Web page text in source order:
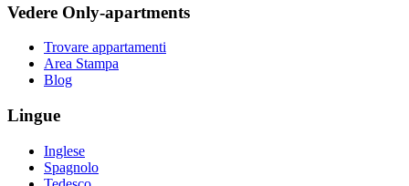
Vedere Only-apartments
Trovare appartamenti
Area Stampa
Blog
Lingue
Inglese
Spagnolo